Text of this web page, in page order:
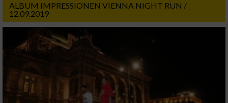
ALBUM IMPRESSIONEN VIENNA NIGHT RUN /
12.09.2019